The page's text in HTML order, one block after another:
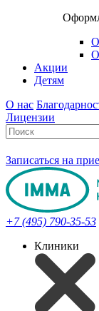
Акции
Детям
О нас
Лицензии
Записаться на
+7 (495) 790-35-53
Клиники